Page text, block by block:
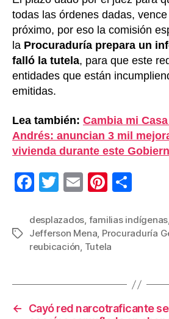
todas las órdenes dadas,
próximo, por eso la comisión
la Procuraduría prepara un
falló la tutela, para que este
entidades que están
emitidas.​
Lea también: Cambia mi
Andrés: anuncian 3 mil
vivienda durante este
F
c
e
o
o
T
tt
er
E
ail
Pi
er
e
m
p
tir
Etiquetas
desplazados, familias indígenas,
Jefferson Mena, Procuraduría
reubicación, Tutela
←
Cayó red narcotraficante